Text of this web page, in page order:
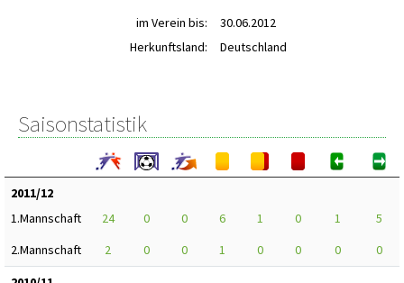
im Verein bis:
30.06.2012
Herkunftsland:
Deutschland
Saisonstatistik
2011/12
1.Mannschaft
24 0 0 6 1 0 1
5
2.Mannschaft
2 0 0 1 0 0 0
0